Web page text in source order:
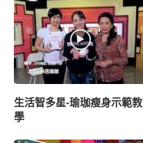
生活智多星-瑜珈瘦身示範教
學